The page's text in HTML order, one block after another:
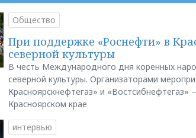
Общество
При поддержке «Роснефти» в
северной культуры
В честь Международного дня коренных
северной культуры. Организаторами
Красноярскнефтегаз» и
Красноярском крае
интервью